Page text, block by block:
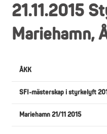
21.11.2015
Mariehamn,
ÅKK
SFI-mästerskap i styrkelyft
Mariehamn 21/11 2015